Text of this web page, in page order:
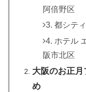
阿倍野区
3. 都シテ
4. ホテル
阪市北区
大阪のお正月
め